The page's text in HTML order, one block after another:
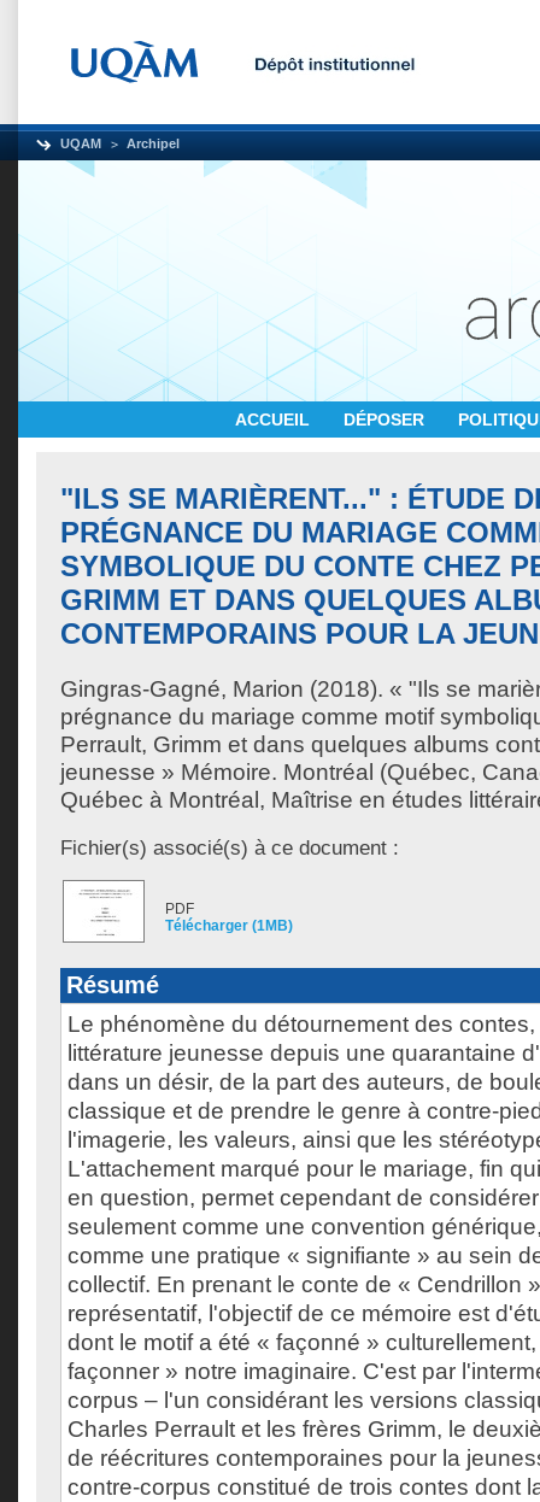
UQAM Archipel
ACCUEIL DÉPOSER
"ILS SE MARIÈRENT..." : ÉTUDE
PRÉGNANCE DU MARIAGE
SYMBOLIQUE DU CONTE CHEZ
GRIMM ET DANS QUELQUES
CONTEMPORAINS POUR LA
Gingras-Gagné, Marion (2018). « "Ils se
prégnance du mariage comme motif
Perrault, Grimm et dans quelques albums
jeunesse » Mémoire. Montréal (Québec,
Québec à Montréal, Maîtrise en études
Fichier(s) associé(s) à ce document :
PDF
Télécharger (1MB)
Résumé
Le phénomène du détournement des
littérature jeunesse depuis une quarantaine
dans un désir, de la part des auteurs, de
classique et de prendre le genre à contre-
l'imagerie, les valeurs, ainsi que les
L'attachement marqué pour le mariage, fin
en question, permet cependant de
seulement comme une convention
comme une pratique « signifiante » au sein
collectif. En prenant le conte de « Cendrillon
représentatif, l'objectif de ce mémoire est
dont le motif a été « façonné »
façonner » notre imaginaire. C'est par
corpus – l'un considérant les versions
Charles Perrault et les frères Grimm, le
de réécritures contemporaines pour la
contre-corpus constitué de trois contes dont